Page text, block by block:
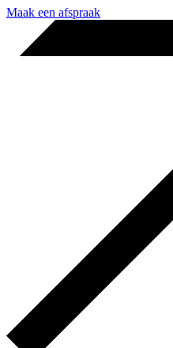
Maak een afspraak